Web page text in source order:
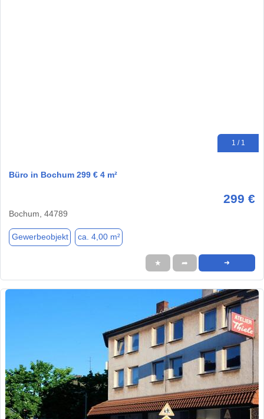
1 / 1
Büro in Bochum 299 € 4 m²
299 €
Bochum, 44789
Gewerbeobjekt ca. 4,00 m²
★ ➦ ➜